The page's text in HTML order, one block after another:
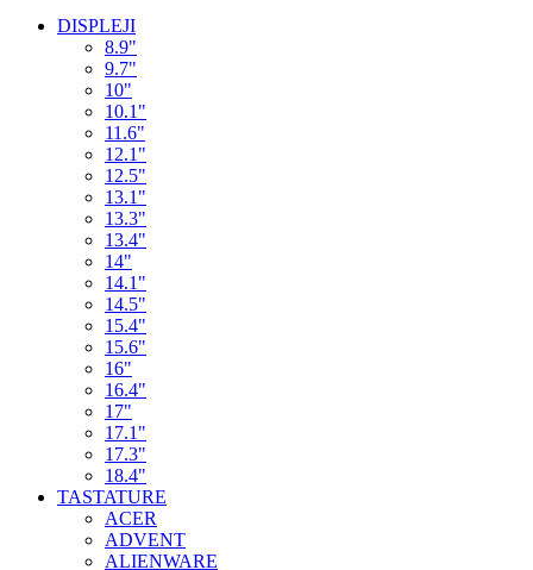
DISPLEJI
8.9"
9.7"
10"
10.1"
11.6"
12.1"
12.5"
13.1"
13.3"
13.4"
14"
14.1"
14.5"
15.4"
15.6"
16"
16.4"
17"
17.1"
17.3"
18.4"
TASTATURE
ACER
ADVENT
ALIENWARE